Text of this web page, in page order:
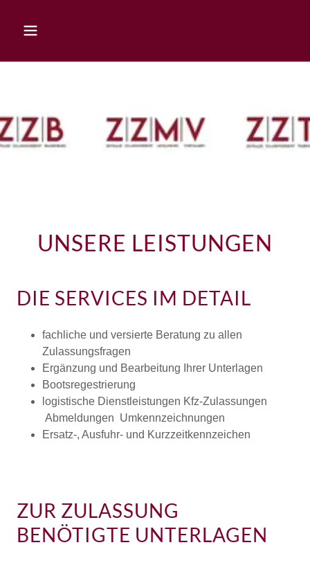
UNSERE LEISTUNGEN
DIE SERVICES IM DETAIL
fachliche und versierte Beratung zu allen
Zulassungsfragen
Ergänzung und Bearbeitung Ihrer Unterlagen
Bootsregestrierung
logistische Dienstleistungen Kfz-Zulassungen
Abmeldungen Umkennzeichnungen
Ersatz-, Ausfuhr- und Kurzzeitkennzeichen
ZUR ZULASSUNG
BENÖTIGTE UNTERLAGEN